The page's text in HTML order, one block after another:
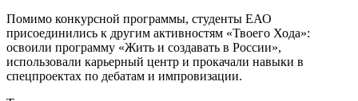
Помимо конкурсной программы, студенты ЕАО
присоединились к другим активностям «Твоего Хода»:
освоили программу «Жить и создавать в России»,
использовали карьерный центр и прокачали навыки в
спецпроектах по дебатам и импровизации.